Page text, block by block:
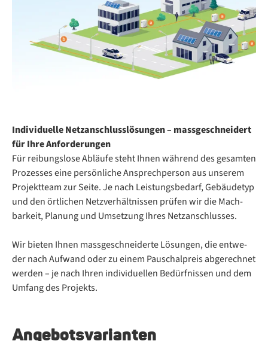
Individuelle Netzanschlusslösungen – massgeschneidert
für Ihre Anforderungen
Für rei­bungs­lo­se Ab­läu­fe steht Ih­nen wäh­rend des ge­sam­ten
Pro­zes­ses eine per­sön­li­che An­sprech­per­son aus un­se­rem
Pro­jekt­team zur Sei­te. Je nach Leis­tungs­be­darf, Ge­bäu­de­typ
und den ört­li­chen Netz­ver­hält­nis­sen prü­fen wir die Mach­
bar­keit, Pla­nung und Um­set­zung Ih­res Netz­an­schlus­ses.
Wir bie­ten Ih­nen mass­ge­schnei­der­te Lö­sun­gen, die ent­we­
der nach Auf­wand oder zu ei­nem Pau­schal­preis ab­ge­rech­net
wer­den – je nach Ih­ren in­di­vi­du­el­len Be­dürf­nis­sen und dem
Um­fang des Pro­jekts.
Angebotsvarianten